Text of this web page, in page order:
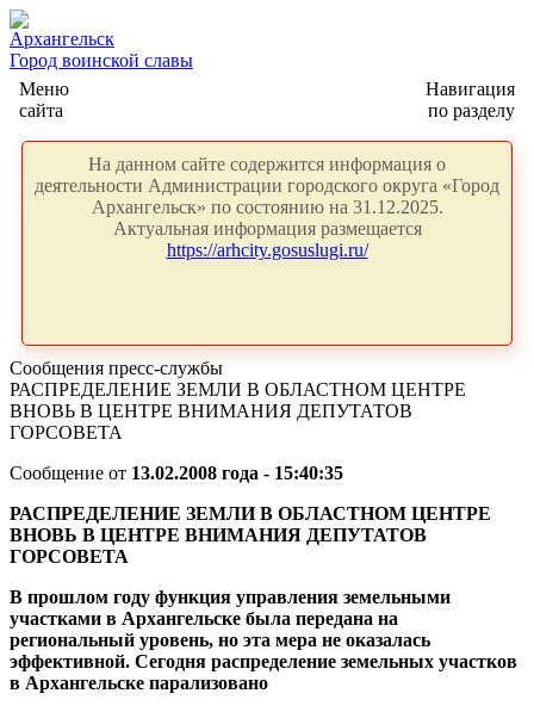
Архангельск
Город воинской славы
Меню
сайта
Навигация
по разделу
На данном сайте содержится информация о
деятельности Администрации городского округа «Город
Архангельск» по состоянию на 31.12.2025.
Актуальная информация размещается
https://arhcity.gosuslugi.ru/
Сообщения пресс-службы
РАСПРЕДЕЛЕНИЕ ЗЕМЛИ В ОБЛАСТНОМ ЦЕНТРЕ
ВНОВЬ В ЦЕНТРЕ ВНИМАНИЯ ДЕПУТАТОВ
ГОРСОВЕТА
Сообщение от 13.02.2008 года - 15:40:35
РАСПРЕДЕЛЕНИЕ ЗЕМЛИ В ОБЛАСТНОМ ЦЕНТРЕ
ВНОВЬ В ЦЕНТРЕ ВНИМАНИЯ ДЕПУТАТОВ
ГОРСОВЕТА
В прошлом году функция управления земельными
участками в Архангельске была передана на
региональный уровень, но эта мера не оказалась
эффективной. Сегодня распределение земельных участков
в Архангельске парализовано